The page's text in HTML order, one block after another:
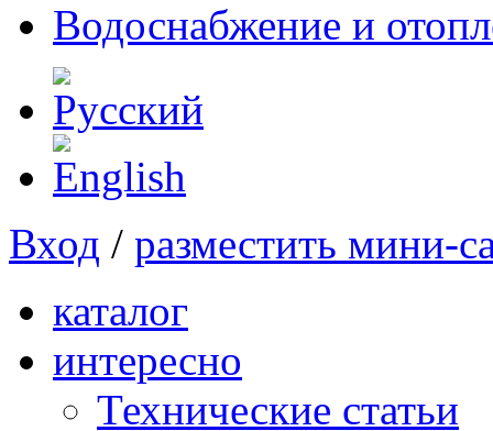
Водоснабжение и
Вход / разместить мини-
каталог
интересно
Технические статьи